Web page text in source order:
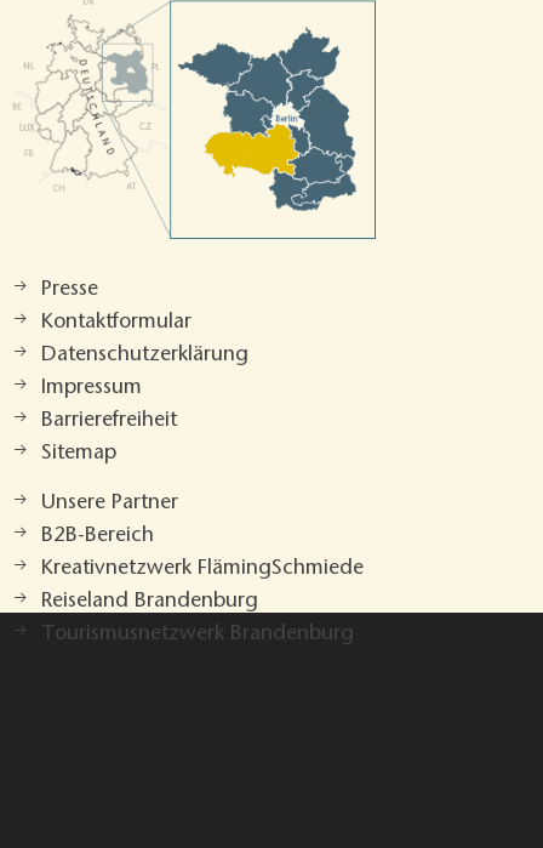
Presse
Kontaktformular
Datenschutzerklärung
Impressum
Barrierefreiheit
Sitemap
Unsere Partner
B2B-Bereich
Kreativnetzwerk FlämingSchmiede
Reiseland Brandenburg
Tourismusnetzwerk Brandenburg